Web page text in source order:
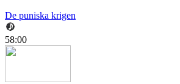
De puniska krigen
58:00